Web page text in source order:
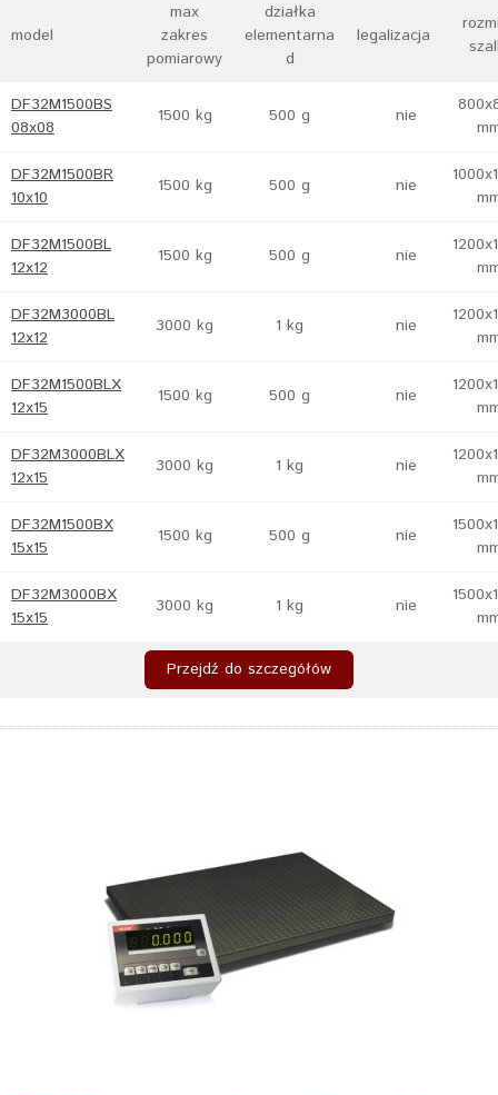
model
max
zakres
pomiarowy
działka
elementarna
d
legalizacja
DF32M1500BS
08x08
1500 kg 500 g nie
DF32M1500BR
10x10
1500 kg 500 g nie
DF32M1500BL
12x12
1500 kg 500 g nie
DF32M3000BL
12x12
3000 kg 1 kg nie
DF32M1500BLX
12x15
1500 kg 500 g nie
DF32M3000BLX
12x15
3000 kg 1 kg nie
DF32M1500BX
15x15
1500 kg 500 g nie
DF32M3000BX
15x15
3000 kg 1 kg nie
Przejdź do szczegółów